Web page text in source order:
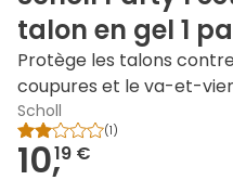
talon en gel 1
Protège les talons
coupures et le va-et-
Scholl
(1)
10,19 €